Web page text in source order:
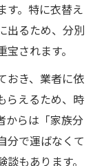
す。特に衣替え
出るため、分別
されます。
おき、業者に依
らえるため、時
からは「家族分
分で運ばなくて
もあります。